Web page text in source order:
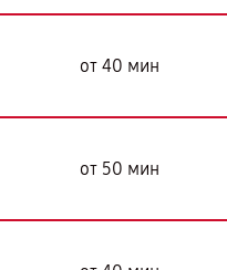
от 40 мин
от 50 мин